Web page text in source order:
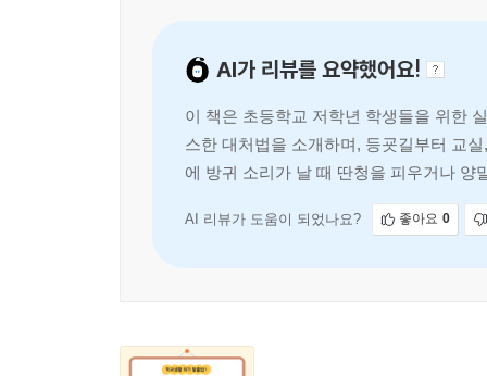
AI가 리뷰를 요약했어요!
이 책은 초등학교 저학년 학생들을 위한
스한 대처법을 소개하며, 등굣길부터 교
에 방귀 소리가 날 때 딴청을 피우거나 양
AI 리뷰가 도움이 되었나요? 좋아요 0